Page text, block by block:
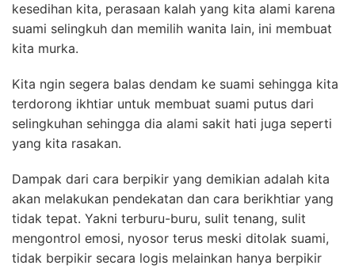
kesedihan kita, perasaan kalah yang kita alami karena
suami selingkuh dan memilih wanita lain, ini membuat
kita murka.
Kita ngin segera balas dendam ke suami sehingga kita
terdorong ikhtiar untuk membuat suami putus dari
selingkuhan sehingga dia alami sakit hati juga seperti
yang kita rasakan.
Dampak dari cara berpikir yang demikian adalah kita
akan melakukan pendekatan dan cara berikhtiar yang
tidak tepat. Yakni terburu-buru, sulit tenang, sulit
mengontrol emosi, nyosor terus meski ditolak suami,
tidak berpikir secara logis melainkan hanya berpikir